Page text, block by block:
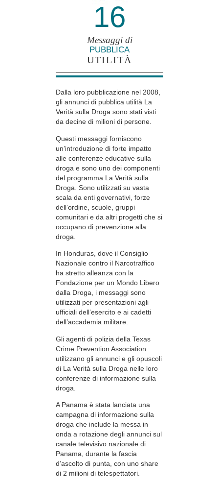
16
Messaggi di
PUBBLICA
UTILITÀ
Dalla loro pubblicazione nel 2008,
gli annunci di pubblica utilità La
Verità sulla Droga sono stati visti
da decine di milioni di persone.
Questi messaggi forniscono
un’introduzione di forte impatto
alle conferenze educative sulla
droga e sono uno dei componenti
del programma La Verità sulla
Droga. Sono utilizzati su vasta
scala da enti governativi, forze
dell’ordine, scuole, gruppi
comunitari e da altri progetti che si
occupano di prevenzione alla
droga.
In Honduras, dove il Consiglio
Nazionale contro il Narcotraffico
ha stretto alleanza con la
Fondazione per un Mondo Libero
dalla Droga, i messaggi sono
utilizzati per presentazioni agli
ufficiali dell’esercito e ai cadetti
dell’accademia militare.
Gli agenti di polizia della Texas
Crime Prevention Association
utilizzano gli annunci e gli opuscoli
di La Verità sulla Droga nelle loro
conferenze di informazione sulla
droga.
A Panama è stata lanciata una
campagna di informazione sulla
droga che include la messa in
onda a rotazione degli annunci sul
canale televisivo nazionale di
Panama, durante la fascia
d’ascolto di punta, con uno share
di 2 milioni di telespettatori.